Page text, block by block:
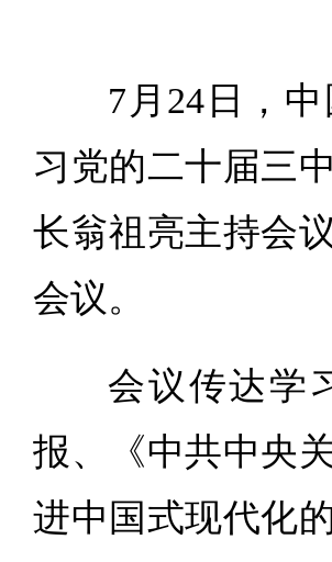
7月24日，
习党的二十届三
长翁祖亮主持会
会议。
会议传达学
报、《中共中央
进中国式现代化